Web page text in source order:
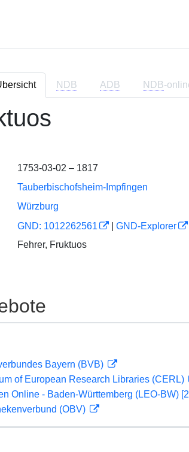
NDB ADB NDB-
1753-03-02 – 1817
Tauberbischofsheim-Impfingen
Würzburg
GND: 1012262561 GND-Explorer
Fehrer, Fruktuos
Bayern (BVB)
of European Research Libraries (CERL)
Online - Baden-Württemberg (LEO-BW)
(OBV)